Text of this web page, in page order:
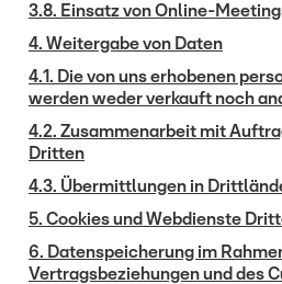
3.8. Einsatz von Online-
4. Weitergabe von Daten
4.1. Die von uns erhobenen
werden weder verkauft noch
4.2. Zusammenarbeit mit
Dritten
4.3. Übermittlungen in
5. Cookies und Webdienste
6. Datenspeicherung im
Vertragsbeziehungen und des